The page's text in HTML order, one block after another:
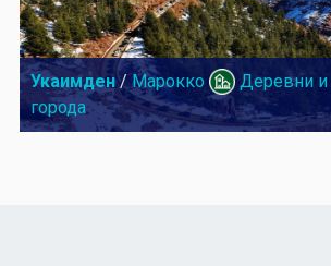
Укаимден/ Марокко
Деревни
города